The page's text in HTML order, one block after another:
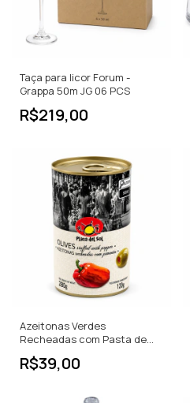
Taça para licor Forum -
Grappa 50m JG 06 PCS
R$219,00
Azeitonas Verdes
Recheadas com Pasta de
Pimenta Plaza del Sol 280g
R$39,00